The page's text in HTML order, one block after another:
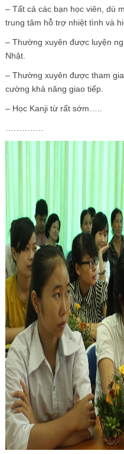
– Tất cả các bạn học viên, dù
trung tâm hỗ trợ nhiệt tình và
– Thường xuyên được luyện
Nhật.
– Thường xuyên được tham
cường khả năng giao tiếp.
– Học Kanji từ rất sớm…..